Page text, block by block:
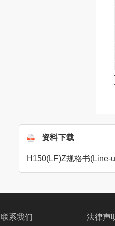
资料下载
H150(LF)Z规格书(Line-
联系我们 法律声